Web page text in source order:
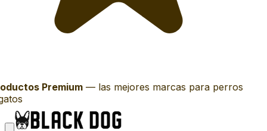
Premium— las mejores marcas para perros